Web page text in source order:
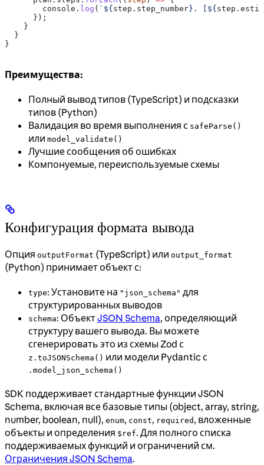
        console
. log ( ` ${ step . step_number } . [ ${ step .
      });
    }
  }
}
Преимущества:
Полный вывод типов (TypeScript) и подсказки
типов (Python)
Валидация во время выполнения с safeParse()
или model_validate()
Лучшие сообщения об ошибках
Компонуемые, переиспользуемые схемы
Конфигурация формата вывода
Опция outputFormat (TypeScript) или output_format
(Python) принимает объект с:
type: Установите на "json_schema" для
структурированных выводов
schema: ОбъектJSON Schema, определяющий
структуру вашего вывода. Вы можете
сгенерировать это из схемы Zod с
z.toJSONSchema() или модели Pydantic с
.model_json_schema()
SDK поддерживает стандартные функции JSON
Schema, включая все базовые типы (object, array, string,
number, boolean, null), enum, const, required , вложенные
объекты и определения $ref. Для полного списка
поддерживаемых функций и ограничений см.
Ограничения JSON Schema.